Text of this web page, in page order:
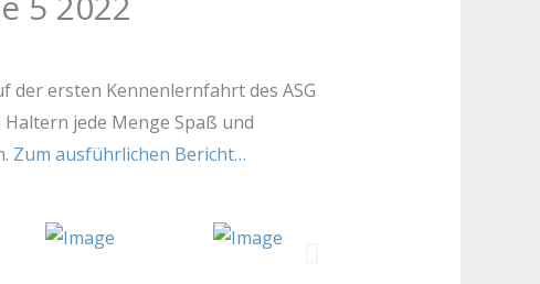
der ersten Kennenlernfahrt des ASG
jede Menge Spaß und
Zum ausführlichen Bericht…